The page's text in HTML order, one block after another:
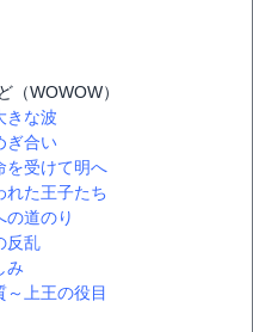
WOWOW）
きな波
ぎ合い
を受けて明へ
れた王子たち
道のり
反乱
み
上王の役目